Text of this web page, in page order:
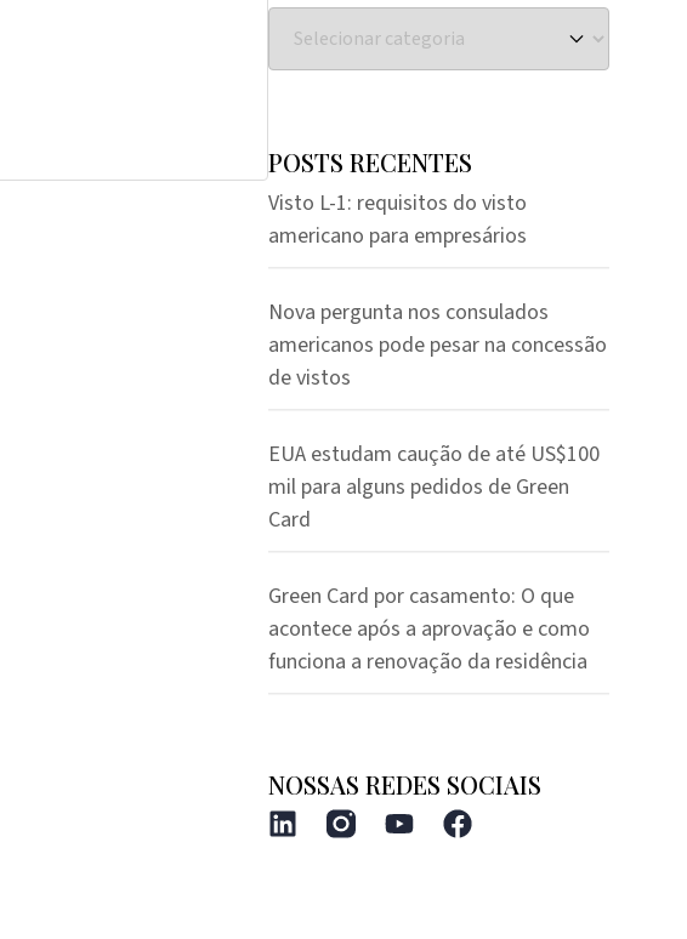
POSTS RECENTES
Visto L-1: requisitos do visto
americano para empresários
Nova pergunta nos consulados
americanos pode pesar na concessão
de vistos
EUA estudam caução de até US$100
mil para alguns pedidos de Green
Card
Green Card por casamento: O que
acontece após a aprovação e como
funciona a renovação da residência
NOSSAS REDES SOCIAIS